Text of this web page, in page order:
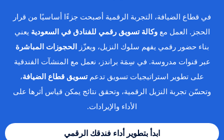
في قطاع الضيافة، التجربة الرقمية أصبحت جزءًا أساسيًا من قرار
الحجز. العمل معوكالة تسويق رقمي للفنادق في السعودية يعني
بناء حضور رقمي يفهم سلوك النزيل، ويعزّز
الحجوزات المباشرة
عبر قنوات مدروسة. في سِمَة براندز، نعمل مع المنشآت الفندقية
على تطوير استراتيجيات تسويق تدعمتسويق قطاع الضيافة،
وتحسّن تجربة النزيل الرقمية، وتحقق نتائج يمكن قياس أثرها على
الأداء والإيرادات.
ابدأ بتطوير أداء فندقك الرقمي